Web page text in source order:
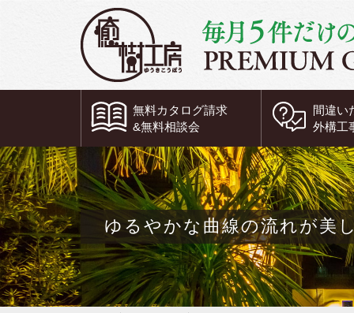
無料カタログ請求
&無料相談会
間違い
外構工
ゆるやかな曲線の流れが美